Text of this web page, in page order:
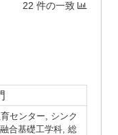
22 件の一致
センター, シンク
合基礎工学科, 総